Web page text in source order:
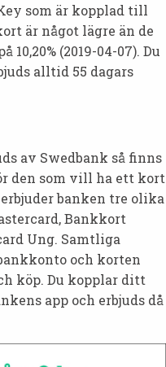
som är kopplad till
är något lägre än de
(2019-04-07). Du
alltid 55 dagars
av Swedbank så finns
den som vill ha ett kort
banken tre olika
Bankkort
Ung. Samtliga
och korten
köp. Du kopplar ditt
app och erbjuds då